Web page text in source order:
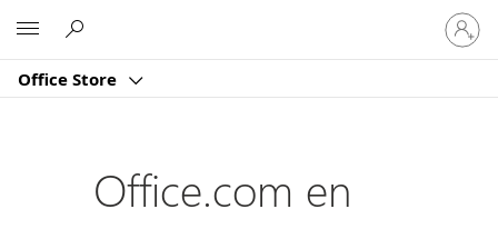
Office Store
Iniciar
sesión
en
cuenta
Office.com en